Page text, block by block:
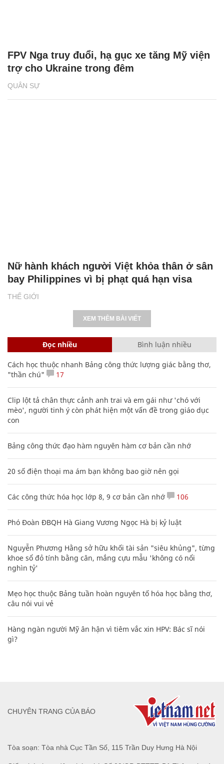
QUÂN SỰ
FPV Nga truy đuổi, hạ gục xe tăng Mỹ viện
trợ cho Ukraine trong đêm
THẾ GIỚI
Nữ hành khách người Việt khỏa thân ở sân
bay Philippines vì bị phạt quá hạn visa
XEM THÊM BÀI VIẾT
Đọc nhiều Bình luận nhiều
Cách học thuộc nhanh Bảng công thức lượng giác bằng thơ,
"thần chú"
17
Clip lột tả chân thực cảnh anh trai và em gái như 'chó với
mèo', người tinh ý còn phát hiện một vấn đề trong giáo dục
con
Bảng công thức đạo hàm nguyên hàm cơ bản cần nhớ
20 số điện thoại ma ám bạn không bao giờ nên gọi
Các công thức hóa học lớp 8, 9 cơ bản cần nhớ 106
Phó Đoàn ĐBQH Hà Giang Vương Ngọc Hà bị kỷ luật
Nguyễn Phương Hằng sở hữu khối tài sản "siêu khủng", từng
khoe sổ đỏ tính bằng cân, mắng cựu mẫu 'không có nổi
nghìn tỷ'
Mẹo học thuộc Bảng tuần hoàn nguyên tố hóa học bằng thơ,
câu nói vui vẻ
Hàng ngàn người Mỹ ân hận vì tiêm vắc xin HPV: Bác sĩ nói
gì?
Tòa soạn: Tòa nhà Cục Tần Số, 115 Trần Duy Hưng Hà Nội
CHUYÊN TRANG CỦA BÁO